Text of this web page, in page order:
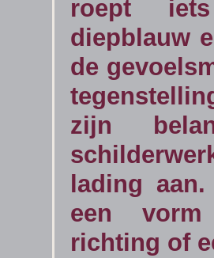
roept
diepblauw
de
zijn
lading
een vorm
richting of